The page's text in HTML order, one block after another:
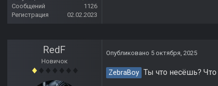
Сообщений
1126
Регистрация
02.02.2023
RedF
Новичок
Опубликовано 5 октября, 2025
ZebraBoy Ты что несёшь? Что